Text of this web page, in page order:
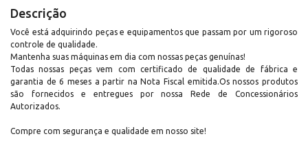
Descrição
Você está adquirindo peças e equipamentos que passam por um rigoroso
controle de qualidade.
Mantenha suas máquinas em dia com nossas peças genuínas!
Todas nossas peças vem com certificado de qualidade de fábrica e
garantia de 6 meses a partir na Nota Fiscal emitida.Os nossos produtos
são fornecidos e entregues por nossa Rede de Concessionários
Autorizados.
Compre com segurança e qualidade em nosso site!